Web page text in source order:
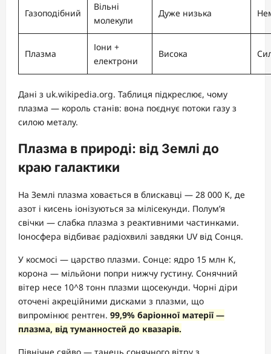
Газоподібний
Вільні
молекули
Дуже низька
Плазма
Іони +
електрони
Висока
Дані з uk.wikipedia.org. Таблиця підкреслює, чому
плазма — король станів: вона поєднує потоки газу з
силою металу.
Плазма в природі: від Землі до
краю галактики
На Землі плазма ховається в блискавці — 28 000 K, де
азот і кисень іонізуються за мілісекунди. Полум’я
свічки — слабка плазма з реактивними частинками.
Іоносфера відбиває радіохвилі завдяки UV від Сонця.
У космосі — царство плазми. Сонце: ядро 15 млн K,
корона — мільйони попри нижчу густину. Сонячний
вітер несе 10^8 тонн плазми щосекунди. Чорні діри
оточені акреційними дисками з плазми, що
випромінює рентген. 99,9% баріонної матерії —
плазма, від туманностей до квазарів.